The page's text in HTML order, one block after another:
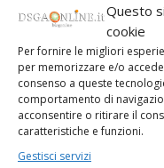
Questo
cookie
Per fornire le migliori
per memorizzare e/o
consenso a queste
comportamento di
acconsentire o ritirare il
caratteristiche e funzioni.
Gestisci servizi
Corso
alla
carriera del